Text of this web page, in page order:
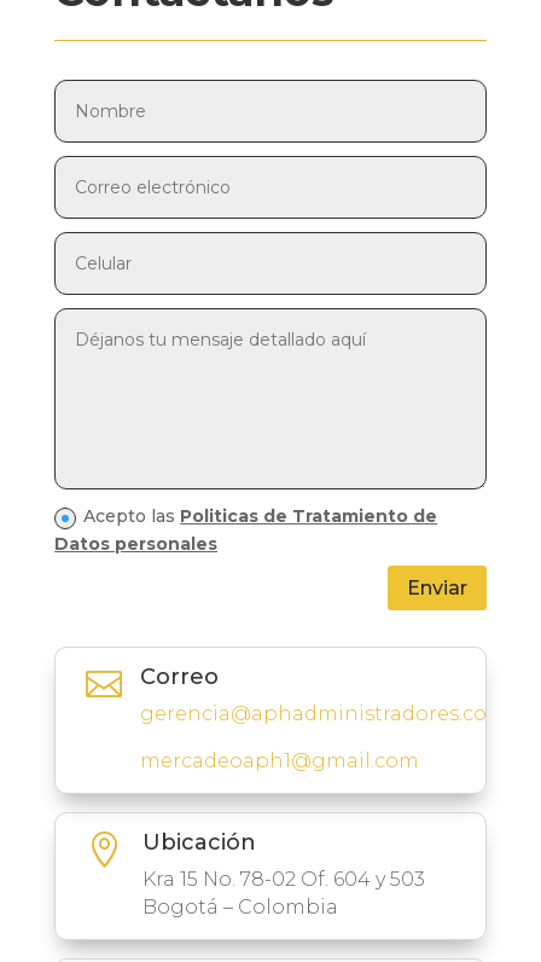
Acepto las Politicas de Tratamiento de
Datos personales
Enviar
 Correo
gerencia@aphadministradores.com
mercadeoaph1@gmail.com
 Ubicación
Kra 15 No. 78-02 Of. 604 y 503
Bogotá – Colombia